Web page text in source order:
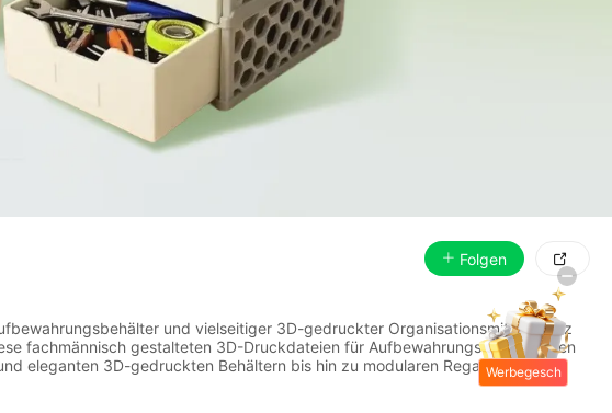
Folgen 
und vielseitiger 3D-gedruckter Organisationsmittel. Ganz
fachmännisch gestalteten 3D-Druckdateien für Aufbewahrungsboxen bieten
eleganten 3D-gedruckten Behältern bis hin zu modularen Regalen, Körben
Werbegesch